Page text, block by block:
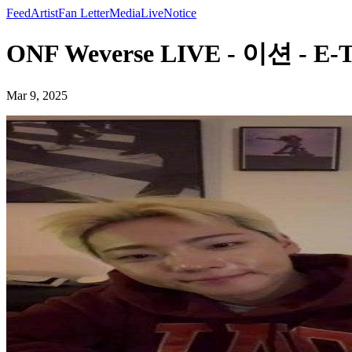
FeedArtistFan LetterMediaLiveNotice
ONF Weverse LIVE - 이션 - E-
Mar 9, 2025